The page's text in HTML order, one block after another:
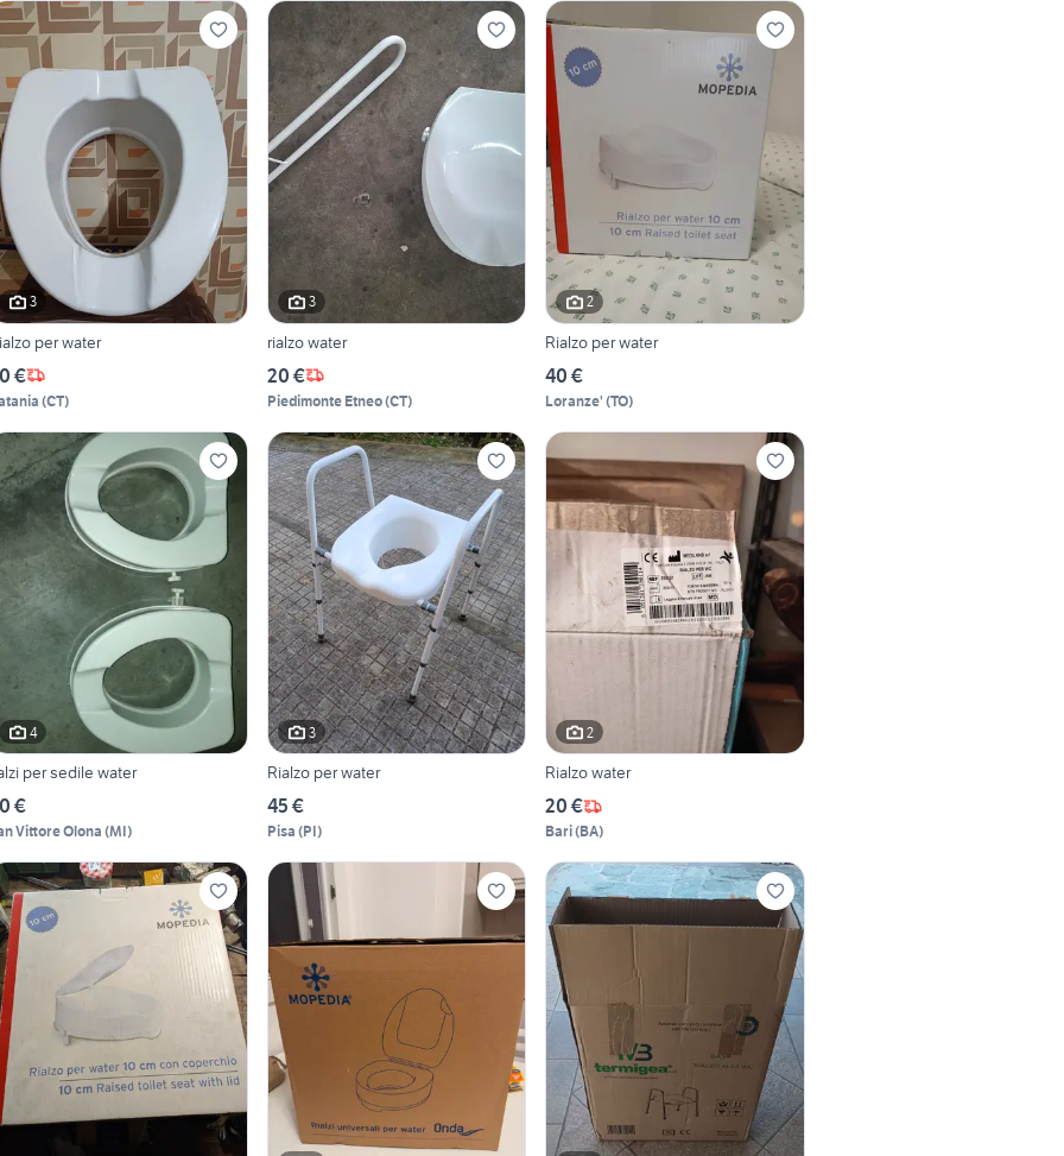
3
per water
€
(CT)
3
rialzo water
20 €
Piedimonte Etneo(CT)
2
Rialzo per water
40 €
Loranze' (TO)
4
per sedile water
€
Vittore Olona (MI)
3
Rialzo per water
45 €
Pisa (PI)
2
Rialzo water
20 €
Bari(BA)